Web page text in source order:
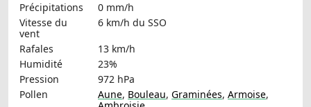
Précipitations
0 mm/h
Vitesse du
vent
6 km/h du SSO
Rafales
13 km/h
Humidité
23%
Pression
972 hPa
Pollen
Aune, Bouleau, Graminées, Armoise,